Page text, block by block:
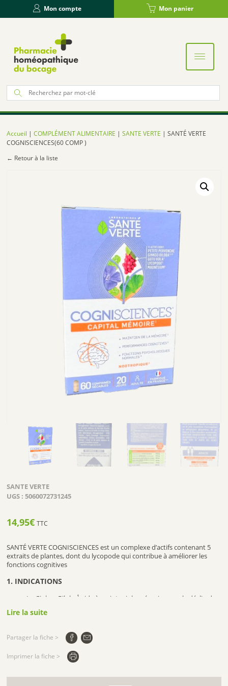
Mon compte Mon panier
:
Accueil |COMPLÉMENT ALIMENTAIRE |SANTE VERTE | SANTÉ VERTE
COGNISCIENCES(60 COMP )
← Retour à la liste
SANTE VERTE
UGS :5060072731245
14,95€ TTC
SANTÉ VERTE COGNISCIENCES est un complexe d’actifs contenant 5
extraits de plantes, dont du lycopode qui contribue à améliorer les
fonctions cognitives
1. INDICATIONS
Le Ginkgo Biloba 1
aide à maintenir la mémoire avec le déclin de
LeGotu
Le
Lycopode , le Magnésium
fonctionnement psychologique normal.
2. COMPOSITION
Composition pour 3 comprimés :
Lire la suite
Partager la fiche >
Imprimer la fiche >
Panneau de gestion des cookies